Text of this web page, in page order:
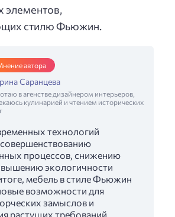
элементов,
стилю Фьюжин.
автора
Саранцева
в агенстве дизайнером интерьеров,
кулинарией и чтением исторических
технологий
процессов, снижению
экологичности
мебель в стиле Фьюжин
возможности для
замыслов и
растущих требований